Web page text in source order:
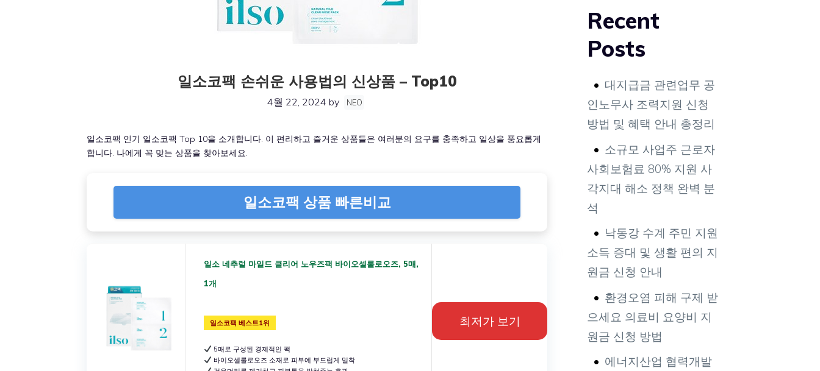
일소코팩 손쉬운 사용법의 신상품 – Top10
4월 22, 2024 by NEO
일소코팩 인기 일소코팩 Top 10을 소개합니다. 이 편리하고 즐거운 상품들은 여러분의 요구를 충족하고 일상을 풍요롭게
합니다. 나에게 꼭 맞는 상품을 찾아보세요.
일소코팩 상품 빠른비교
일소 네추럴 마일드 클리어 노우즈팩 바이오셀룰로오즈, 5매,
1개
일소코팩 베스트1위
5매로 구성된 경제적인 팩
바이오셀룰로오즈 소재로 피부에 부드럽게 밀착
최저가 보기
Recent
Posts
대지급금 관련업무 공
인노무사 조력지원 신청
방법 및 혜택 안내 총정리
소규모 사업주 근로자
사회보험료 80% 지원 사
각지대 해소 정책 완벽 분
석
낙동강 수계 주민 지원
소득 증대 및 생활 편의 지
원금 신청 안내
환경오염 피해 구제 받
으세요 의료비 요양비 지
원금 신청 방법
에너지산업 협력개발